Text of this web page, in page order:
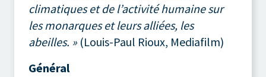
climatiques et de l’activité humaine sur
les monarques et leurs alliées, les
abeilles. » (Louis-Paul Rioux, Mediafilm)
Général